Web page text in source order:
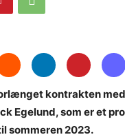
kontrakten
Egelund, som er et
sommeren 2023.